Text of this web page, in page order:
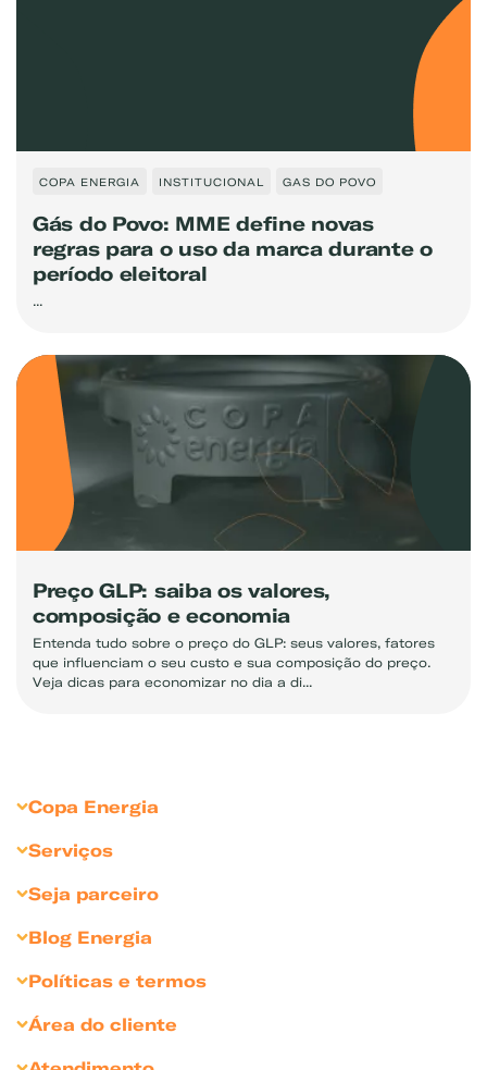
COPA ENERGIA INSTITUCIONAL GAS DO POVO
Gás do Povo: MME define novas
regras para o uso da marca durante o
período eleitoral
...
Preço GLP: saiba os valores,
composição e economia
Entenda tudo sobre o preço do GLP: seus valores, fatores
que influenciam o seu custo e sua composição do preço.
Veja dicas para economizar no dia a di...
Copa Energia
Liquigás
Compliance
Relação com Investidores
Serviços
Gás para Comércios
Gás para Indústrias
Gás para Agronegócio
Seja parceiro
Divulgue sua marca
Blog Energia
Condomínios
Hotéis e pousadas
Políticas e termos
Área do cliente